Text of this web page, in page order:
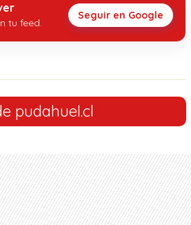
tu feed.
Seguir en Google
pudahuel.cl